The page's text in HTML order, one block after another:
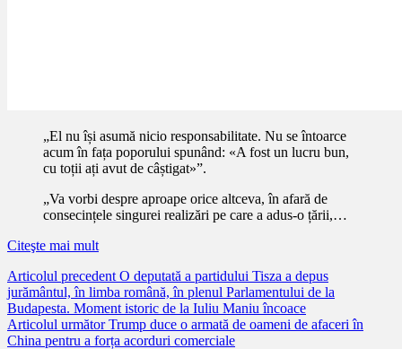
„El nu își asumă nicio responsabilitate. Nu se întoarce
acum în fața poporului spunând: «A fost un lucru bun,
cu toții ați avut de câștigat»”.
„Va vorbi despre aproape orice altceva, în afară de
consecințele singurei realizări pe care a adus-o țării,…
Citeşte mai mult
Citește
mai
mult
Articolul precedent O deputată a partidului Tisza a depus
jurământul, în limba română, în plenul Parlamentului de la
Budapesta. Moment istoric de la Iuliu Maniu încoace
Articolul următorTrump duce o armată de oameni de afaceri în
China pentru a forța acorduri comerciale